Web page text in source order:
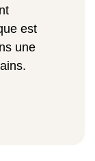
est
une